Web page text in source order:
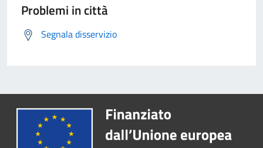
Problemi in città
Segnala disservizio